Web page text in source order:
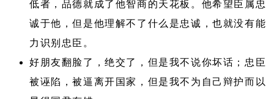
低者，品德就成了他智商的天花板。他希望臣属忠
诚于他，但是他理解不了什么是忠诚，也就没有能
力识别忠臣。
好朋友翻脸了，绝交了，但是我不说你坏话；忠臣
被诬陷，被逼离开国家，但是我不为自己辩护而以